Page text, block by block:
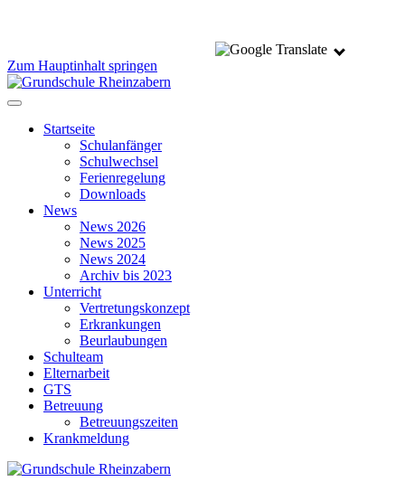
Zum Hauptinhalt springen
Startseite
Schulanfänger
Schulwechsel
Ferienregelung
Downloads
News
News 2026
News 2025
News 2024
Archiv bis 2023
Unterricht
Vertretungskonzept
Erkrankungen
Beurlaubungen
Schulteam
Elternarbeit
GTS
Betreuung
Betreuungszeiten
Krankmeldung